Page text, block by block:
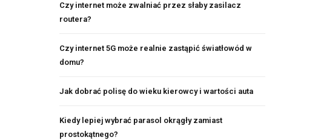
Czy internet może zwalniać przez słaby zasilacz
routera?
Czy internet 5G może realnie zastąpić światłowód w
domu?
Jak dobrać polisę do wieku kierowcy i wartości auta
Kiedy lepiej wybrać parasol okrągły zamiast
prostokątnego?